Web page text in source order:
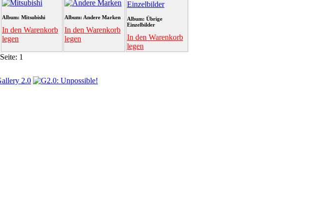
Album: Mitsubishi
In den Warenkorb
legen
Album: Andere Marken
In den Warenkorb
legen
Album: Übrige
Einzelbilder
In den Warenkorb
legen
Seite: 1